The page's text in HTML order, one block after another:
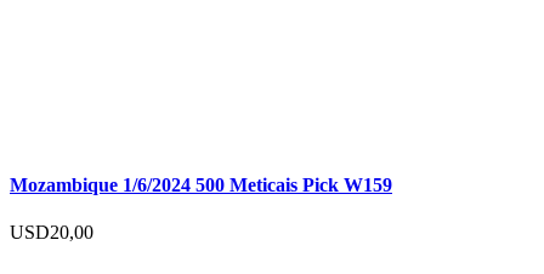
Mozambique 1/6/2024 500 Meticais Pick W159
USD20,00